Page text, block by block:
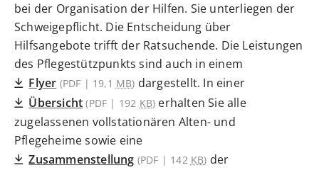
bei der Organisation der Hilfen. Sie unterliegen der
Schweigepflicht. Die Entscheidung über
Hilfsangebote trifft der Ratsuchende. Die Leistungen
des Pflegestützpunkts sind auch in einem
Flyer (PDF | 19,1 MB) dargestellt. In einer
Übersicht (PDF | 192 KB) erhalten Sie alle
zugelassenen vollstationären Alten- und
Pflegeheime sowie eine
Zusammenstellung (PDF | 142 KB) der